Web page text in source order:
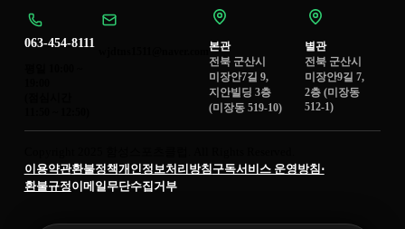
063-454-8111
본관
전북 군산시
미장안7길 9,
지안빌딩 3층
(미장동 519-10)
별관
전북 군산시
미장안9길 7,
2층 (미장동
512-1)
이용약관환불정책개인정보처리방침 구독서비스 운영방침⋅
환불규정이메일무단수집거부